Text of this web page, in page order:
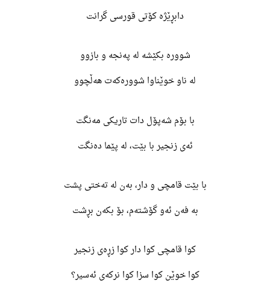
دابڕێژە کۆتی قورسی گرانت
شوورە بکێشە لە پەنجە و بازوو
لە ناو خوێناوا شوورەکەت هەڵچوو
با بۆم شەپۆل دات تاریکی مەنگت
ئەی زنجیر با بێت، لە پێما دەنگت
با بێت قامچی و دار، بەن لە تەختی پشت
بە فەن ئەو گۆشتەم، بۆ بکەن بڕشت
کوا قامچی کوا دار کوا زڕەی زنجیر
کوا خوێن کوا سزا کوا نرکەی ئەسیر؟